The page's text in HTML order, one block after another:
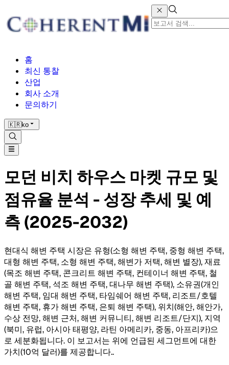
홈
최신 통찰
산업
회사 소개
문의하기
🇰🇷ko
모던 비치 하우스 마켓 규모 및
점유율 분석 - 성장 추세 및 예
측 (2025-2032)
현대식 해변 주택 시장은 유형(소형 해변 주택, 중형 해변 주택,
대형 해변 주택, 소형 해변 주택, 해변가 저택, 해변 별장), 재료
(목조 해변 주택, 콘크리트 해변 주택, 컨테이너 해변 주택, 철
골 해변 주택, 석조 해변 주택, 대나무 해변 주택), 소유권(개인
해변 주택, 임대 해변 주택, 타임쉐어 해변 주택, 리조트/호텔
해변 주택, 휴가 해변 주택, 은퇴 해변 주택), 위치(해안, 해안가,
수상 전망, 해변 근처, 해변 커뮤니티, 해변 리조트/단지), 지역
(북미, 유럽, 아시아 태평양, 라틴 아메리카, 중동, 아프리카)으
로 세분화됩니다. 이 보고서는 위에 언급된 세그먼트에 대한
가치(10억 달러)를 제공합니다..